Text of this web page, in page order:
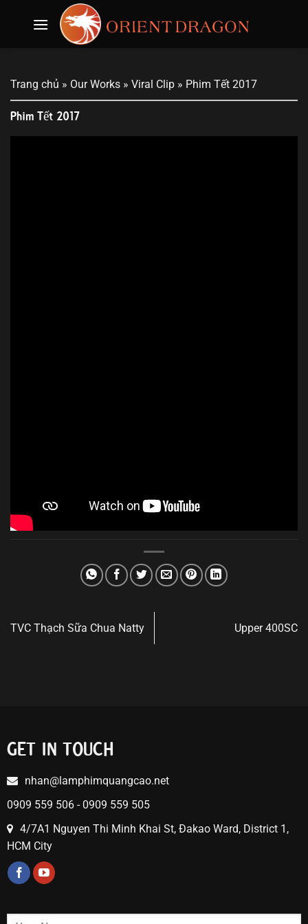
Trang chủ » Our Works » Viral Clip » Phim Tết 2017
Phim Tết 2017
TVC Thạch Sữa Chua Natty Upper 400SC
GET IN TOUCH
nhan@lamphimquangcao.net
0909 559 506 - 0909 559 505
4/7A1 Nguyen Thi Minh Khai St, Đakao Ward, District 1,
HCM City